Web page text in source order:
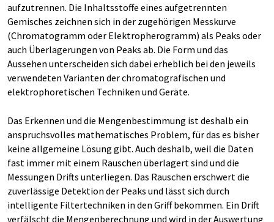
aufzutrennen. Die Inhaltsstoffe eines aufgetrennten
Gemisches zeichnen sich in der zugehörigen Messkurve
(Chromatogramm oder Elektropherogramm) als Peaks oder
auch Überlagerungen von Peaks ab. Die Form und das
Aussehen unterscheiden sich dabei erheblich bei den jeweils
verwendeten Varianten der chromatografischen und
elektrophoretischen Techniken und Geräte.
Das Erkennen und die Mengenbestimmung ist deshalb ein
anspruchsvolles mathematisches Problem, für das es bisher
keine allgemeine Lösung gibt. Auch deshalb, weil die Daten
fast immer mit einem Rauschen überlagert sind und die
Messungen Drifts unterliegen. Das Rauschen erschwert die
zuverlässige Detektion der Peaks und lässt sich durch
intelligente Filtertechniken in den Griff bekommen. Ein Drift
verfälscht die Mengenberechnung und wird in der Auswertung